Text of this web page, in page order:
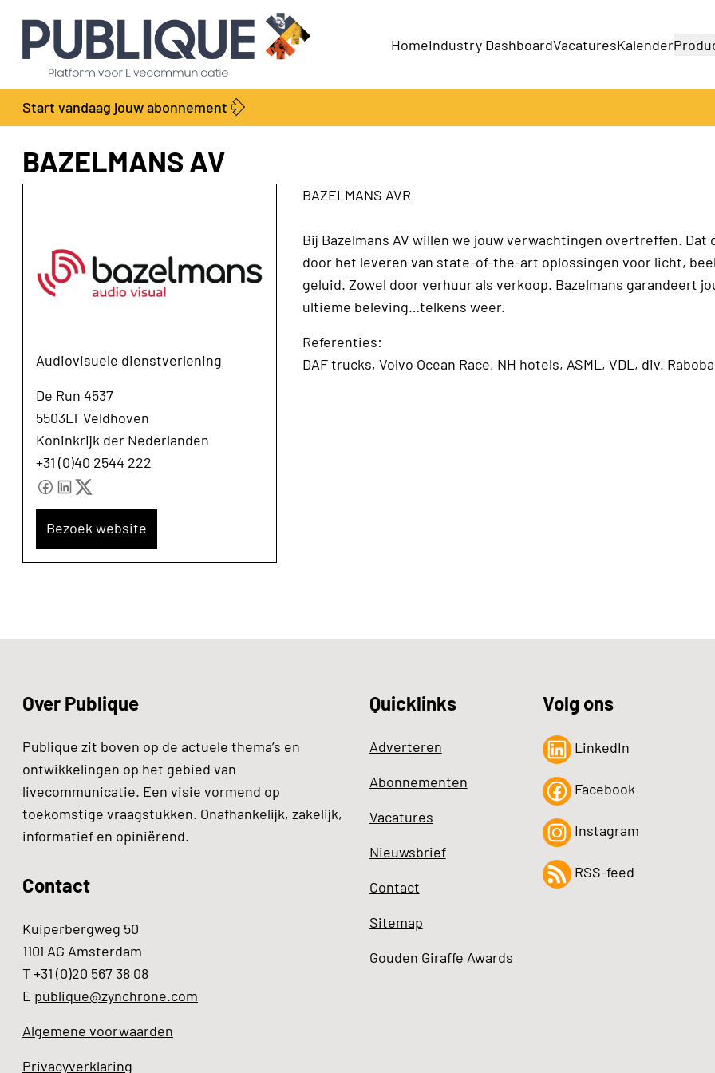
HomeIndustry DashboardVacaturesKalender
Start vandaag jouw abonnement
BAZELMANS AV
Audiovisuele dienstverlening
De Run 4537
5503LT Veldhoven
Koninkrijk der Nederlanden
+31 (0)40 2544 222
Bezoek website
BAZELMANS AVR
Bij Bazelmans AV willen we jouw verwachtingen overtreffen. Dat
door het leveren van state-of-the-art oplossingen voor licht,
geluid. Zowel door verhuur als verkoop. Bazelmans garandeert
ultieme beleving…telkens weer.
Referenties:
DAF trucks, Volvo Ocean Race, NH hotels, ASML, VDL, div.
Over Publique
Publique zit boven op de actuele thema’s en
ontwikkelingen op het gebied van
livecommunicatie. Een visie vormend op
toekomstige vraagstukken. Onafhankelijk, zakelijk,
informatief en opiniërend.
Contact
Kuiperbergweg 50
1101 AG Amsterdam
T +31 (0)20 567 38 08
E publique@zynchrone.com
Algemene voorwaarden
Privacyverklaring
Quicklinks
Adverteren
Abonnementen
Vacatures
Nieuwsbrief
Contact
Sitemap
Gouden Giraffe Awards
Volg ons
LinkedIn
Facebook
Instagram
RSS-feed